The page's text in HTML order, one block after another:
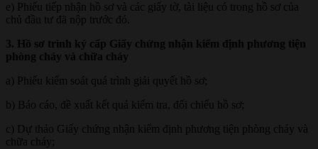
e) Phiếu tiếp nhận hồ sơ và các giấy tờ, tài liệu có trong hồ sơ của
chủ đầu tư đã nộp trước đó.
3. Hồ sơ trình ký cấp Giấy chứng nhận kiểm định phương tiện
phòng cháy và chữa cháy
a) Phiếu kiểm soát quá trình giải quyết hồ sơ;
b) Báo cáo, đề xuất kết quả kiểm tra, đối chiếu hồ sơ;
c) Dự thảo Giấy chứng nhận kiểm định phương tiện phòng cháy và
chữa cháy;